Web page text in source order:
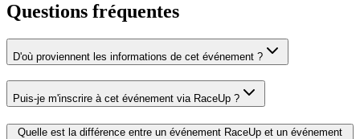
Questions fréquentes
D'où proviennent les informations de cet événement ?
Puis-je m'inscrire à cet événement via RaceUp ?
Quelle est la différence entre un événement RaceUp et un événement